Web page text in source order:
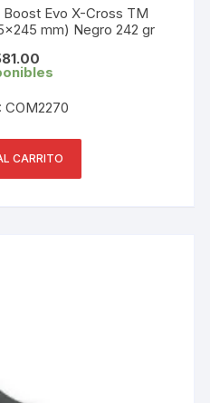
Boost Evo X-Cross TM
mm) Negro 242 gr
COM2270
CARRITO